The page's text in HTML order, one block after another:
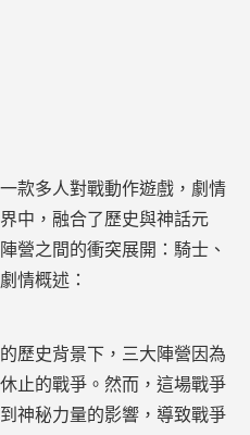
款多人對戰動作遊戲，劇情
中，融合了歷史與神話元
營之間的衝突展開：騎士、
情概述：
歷史背景下，三大陣營因為
止的戰爭。然而，這場戰爭
神秘力量的影響，導致戰爭